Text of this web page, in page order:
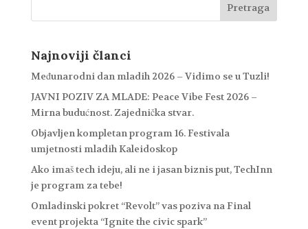
Najnoviji članci
Međunarodni dan mladih 2026 – Vidimo se u Tuzli!
JAVNI POZIV ZA MLADE: Peace Vibe Fest 2026 –
Mirna budućnost. Zajednička stvar.
Objavljen kompletan program 16. Festivala
umjetnosti mladih Kaleidoskop
Ako imaš tech ideju, ali ne i jasan biznis put, TechInn
je program za tebe!
Omladinski pokret “Revolt” vas poziva na Final
event projekta “Ignite the civic spark”